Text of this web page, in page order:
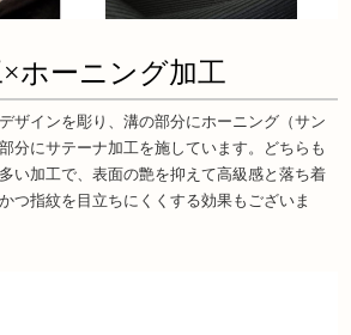
ホーニング加工
ザインを彫り、溝の部分にホーニング（サン
分にサテーナ加工を施しています。どちらも
い加工で、表面の艶を抑えて高級感と落ち着
つ指紋を目立ちにくくする効果もございま